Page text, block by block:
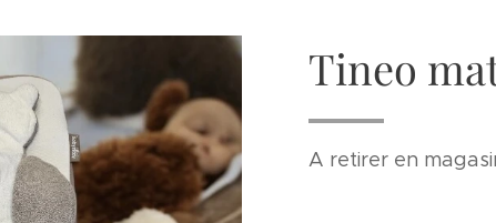
Tineo
A retirer en